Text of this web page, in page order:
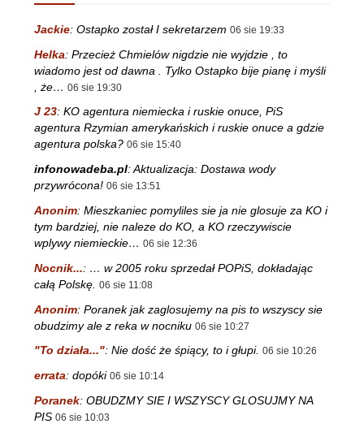
Jackie: Ostapko został I sekretarzem 06 sie 19:33
Helka: Przecież Chmielów nigdzie nie wyjdzie , to
wiadomo jest od dawna . Tylko Ostapko bije pianę i myśli
, że… 06 sie 19:30
J 23: KO agentura niemiecka i ruskie onuce, PiS
agentura Rzymian amerykańskich i ruskie onuce a gdzie
agentura polska? 06 sie 15:40
infonowadeba.pl:Aktualizacja: Dostawa wody
przywrócona! 06 sie 13:51
Anonim: Mieszkaniec pomyliles sie ja nie glosuje za KO i
tym bardziej, nie naleze do KO, a KO rzeczywiscie
wplywy niemieckie… 06 sie 12:36
Nocnik...: … w 2005 roku sprzedał POPiS, dokładając
całą Polskę. 06 sie 11:08
Anonim: Poranek jak zaglosujemy na pis to wszyscy sie
obudzimy ale z reka w nocniku 06 sie 10:27
"To działa...": Nie dość że śpiący, to i głupi. 06 sie 10:26
errata: dopóki 06 sie 10:14
Poranek: OBUDZMY SIE I WSZYSCY GLOSUJMY NA
PIS 06 sie 10:03